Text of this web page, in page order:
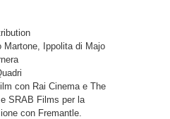
Martone, Ippolita di Majo
con Rai Cinema e The
SRAB Films per la
con Fremantle.